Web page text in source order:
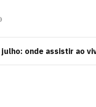
onde assistir ao